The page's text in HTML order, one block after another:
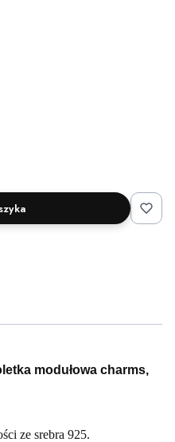
modułowa charms,
ze srebra 925.